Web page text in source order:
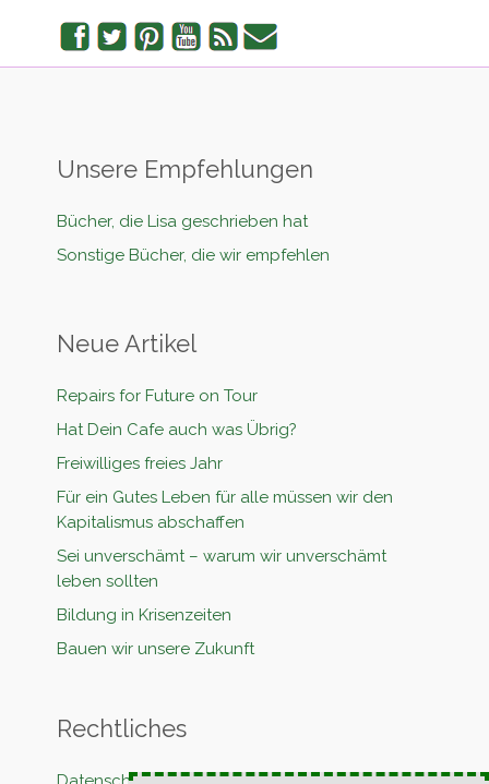
Facebook
TwitterPinterestYouTube
RSS
Unsere Empfehlungen
Bücher, die Lisa geschrieben hat
Sonstige Bücher, die wir empfehlen
Neue Artikel
Repairs for Future on Tour
Hat Dein Cafe auch was Übrig?
Freiwilliges freies Jahr
Für ein Gutes Leben für alle müssen wir den
Kapitalismus abschaffen
Sei unverschämt – warum wir unverschämt
leben sollten
Bildung in Krisenzeiten
Bauen wir unsere Zukunft
Rechtliches